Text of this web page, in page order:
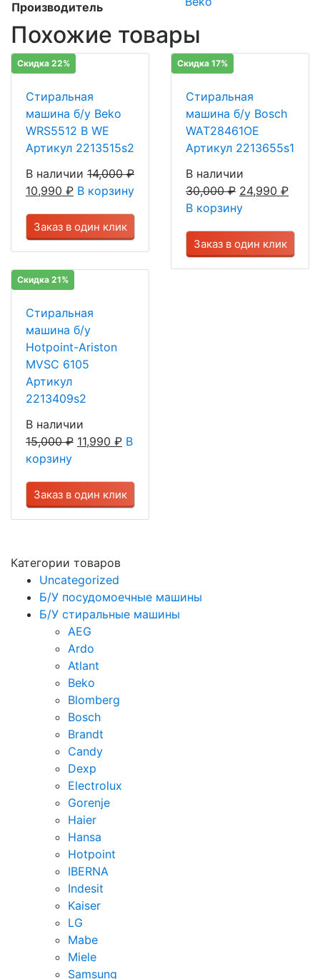
Производитель
Похожие товары
Скидка 22%
Стиральная
машина б/у Beko
WRS5512 В WE
Артикул 2213515s2
В наличии 14,000₽
10,990 ₽ В корзину
Заказ в один клик
Скидка 17%
Стиральная
машина б/у Bosch
WAT28461OE
Артикул 2213655s1
В наличии
30,000₽ 24,990 ₽
В корзину
Заказ в один клик
Скидка 21%
Стиральная
машина б/у
Hotpoint-Ariston
MVSC 6105
Артикул
2213409s2
В наличии
15,000₽ 11,990 ₽ В
корзину
Заказ в один клик
Категории товаров
Uncategorized
Б/У посудомоечные машины
Б/У стиральные машины
AEG
Ardo
Atlant
Beko
Blomberg
Bosch
Brandt
Candy
Dexp
Electrolux
Gorenje
Haier
Hansa
Hotpoint
IBERNA
Indesit
Kaiser
LG
Mabe
Miele
Samsung